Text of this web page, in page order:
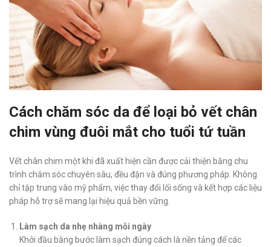
Cách chăm sóc da để loại bỏ vết chân
chim vùng đuôi mắt cho tuổi tứ tuần
Vết chân chim một khi đã xuất hiện cần được cải thiện bằng chu
trình chăm sóc chuyên sâu, đều đặn và đúng phương pháp. Không
chỉ tập trung vào mỹ phẩm, việc thay đổi lối sống và kết hợp các liệu
pháp hỗ trợ sẽ mang lại hiệu quả bền vững.
Làm sạch da nhẹ nhàng mỗi ngày
Khởi đầu bằng bước làm sạch đúng cách là nền tảng để các